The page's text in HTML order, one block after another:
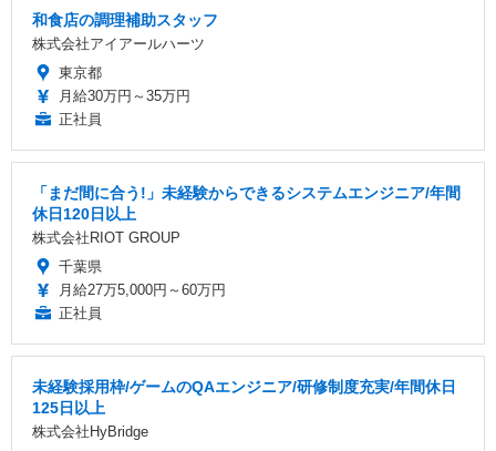
和食店の調理補助スタッフ
株式会社アイアールハーツ
東京都
月給30万円～35万円
正社員
「まだ間に合う!」未経験からできるシステムエンジニア/年間
休日120日以上
株式会社RIOT GROUP
千葉県
月給27万5,000円～60万円
正社員
未経験採用枠/ゲームのQAエンジニア/研修制度充実/年間休日
125日以上
株式会社HyBridge